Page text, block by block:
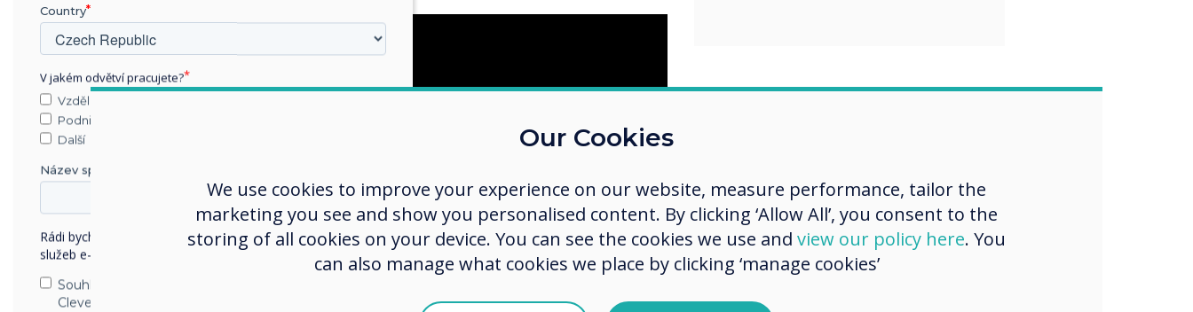
Our Cookies
We use cookies to improve your experience on our website, measure performance, tailor the
marketing you see and show you personalised content. By clicking ‘Allow All’, you consent to the
storing of all cookies on your device. You can see the cookies we use and view our policy here. You
can also manage what cookies we place by clicking ‘manage cookies’
Country
V jakém odvětví pracujete?
Vzdělávání
Podnik
Další
Název společnosti
Rádi bychom vás kontaktovali ohledně našich produktů a
služeb e-mailem, telefonicky nebo poštou.
Souhlasím se zasíláním zpráv od společnosti
Clevertouch.